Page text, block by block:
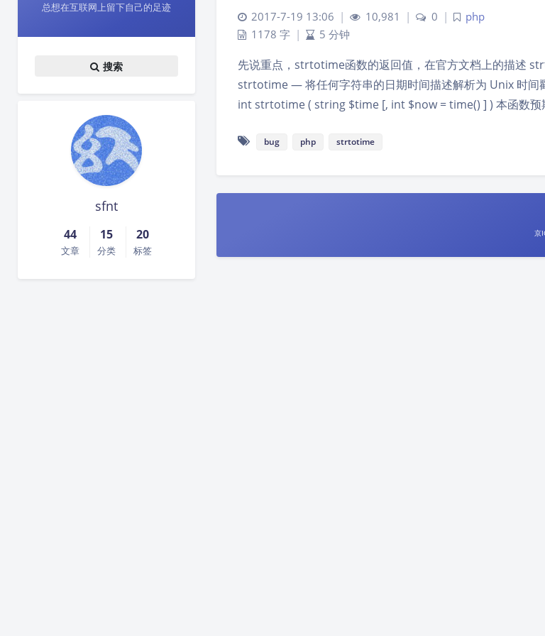
总想在互联网上留下自己的足迹
搜索
sfnt
44
文章
15
分类
20
标签
2017-7-19 13:06 | 10,981 | 0 |
php
1178 字 | 5 分钟
先说重点，strtotime函数的返回值，在官方文档上的描述
strtotime — 将任何字符串的日期时间描述解析为 Unix 时间
int strtotime ( string $time [, int $now = time() ] ) 本函数预
bug php strtotime
京